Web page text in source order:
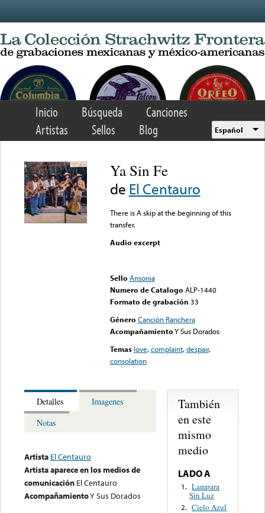
Inicio Búsqueda
Canciones
Artistas
Sellos Blog Español
Ya Sin Fe
de El Centauro
There is A skip at the beginning of this
transfer.
Audio excerpt
Sello Ansonia
Numero de Catalogo ALP-1440
Formato de grabación 33
Género Canción Ranchera
AcompañamientoY Sus Dorados
Temas love,complaint,despair,
consolation
Detalles
Imagenes
Notas
Artista El Centauro
Artista aparece en los medios de
comunicación El Centauro
AcompañamientoY Sus Dorados
También
en este
mismo
medio
LADO A
1. Lampara
Sin Luz
2. Cielo Azul